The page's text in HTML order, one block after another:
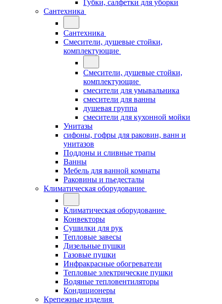
Губки, салфетки для уборки
Сантехника
Сантехника
Смесители, душевые стойки,
комплектующие
Смесители, душевые стойки,
комплектующие
смесители для умывальника
смесители для ванны
душевая группа
смесители для кухонной мойки
Унитазы
сифоны, гофры для раковин, ванн и
унитазов
Поддоны и сливные трапы
Ванны
Мебель для ванной комнаты
Раковины и пьедесталы
Климатическая оборудование
Климатическая оборудование
Конвекторы
Сушилки для рук
Тепловые завесы
Дизельные пушки
Газовые пушки
Инфракрасные обогреватели
Тепловые электрические пушки
Водяные тепловентиляторы
Кондиционеры
Крепежные изделия